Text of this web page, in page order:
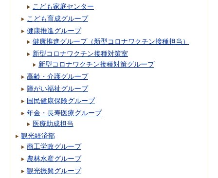
こども家庭センター
こども育成グループ
健康推進グループ
健康推進グループ（新型コロナワクチン接種担当）
新型コロナワクチン接種対策室
新型コロナワクチン接種対策グループ
高齢・介護グループ
障がい福祉グループ
国民健康保険グループ
年金・長寿医療グループ
医療助成担当
観光経済部
商工労政グループ
農林水産グループ
観光振興グループ